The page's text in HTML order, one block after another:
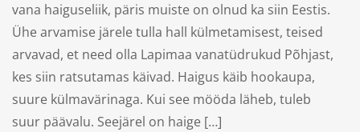
vana haiguseliik, päris muiste on olnud ka siin Eestis.
Ühe arvamise järele tulla hall külmetamisest, teised
arvavad, et need olla Lapimaa vanatüdrukud Põhjast,
kes siin ratsutamas käivad. Haigus käib hookaupa,
suure külmavärinaga. Kui see mööda läheb, tuleb
suur päävalu. Seejärel on haige […]